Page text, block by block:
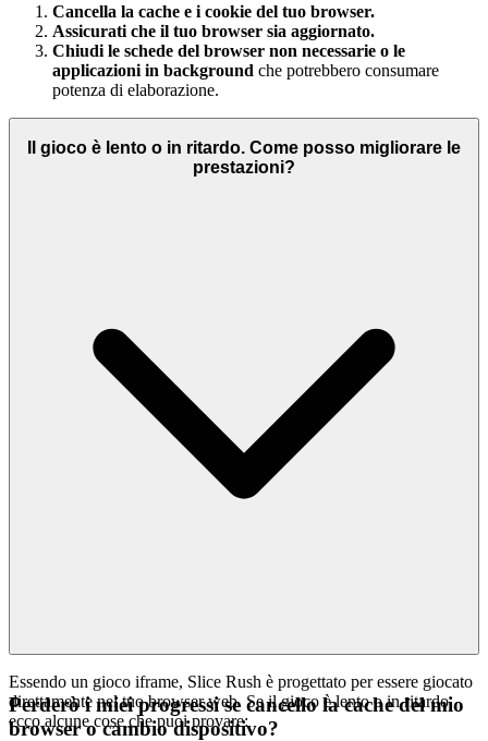
Cancella la cache e i cookie del tuo browser.
Assicurati che il tuo browser sia aggiornato.
Chiudi le schede del browser non necessarie o le
applicazioni in background che potrebbero consumare
potenza di elaborazione.
Il gioco è lento o in ritardo. Come posso migliorare le
prestazioni?
Essendo un gioco iframe, Slice Rush è progettato per essere giocato
direttamente nel tuo browser web. Se il gioco è lento o in ritardo,
ecco alcune cose che puoi provare:
Perderò i miei progressi se cancello la cache del mio
browser o cambio dispositivo?